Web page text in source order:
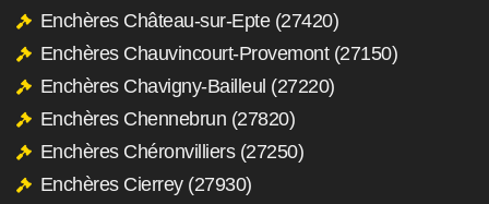
Enchères Château-sur-Epte (27420)
Enchères Chauvincourt-Provemont (27150)
Enchères Chavigny-Bailleul (27220)
Enchères Chennebrun (27820)
Enchères Chéronvilliers (27250)
Enchères Cierrey (27930)